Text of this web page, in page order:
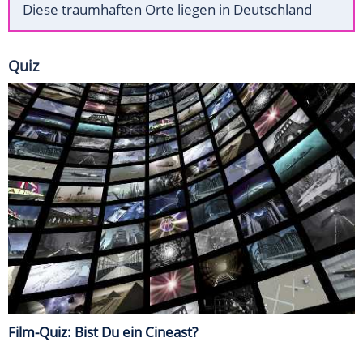
Diese traumhaften Orte liegen in Deutschland
Quiz
Film-Quiz: Bist Du ein Cineast?